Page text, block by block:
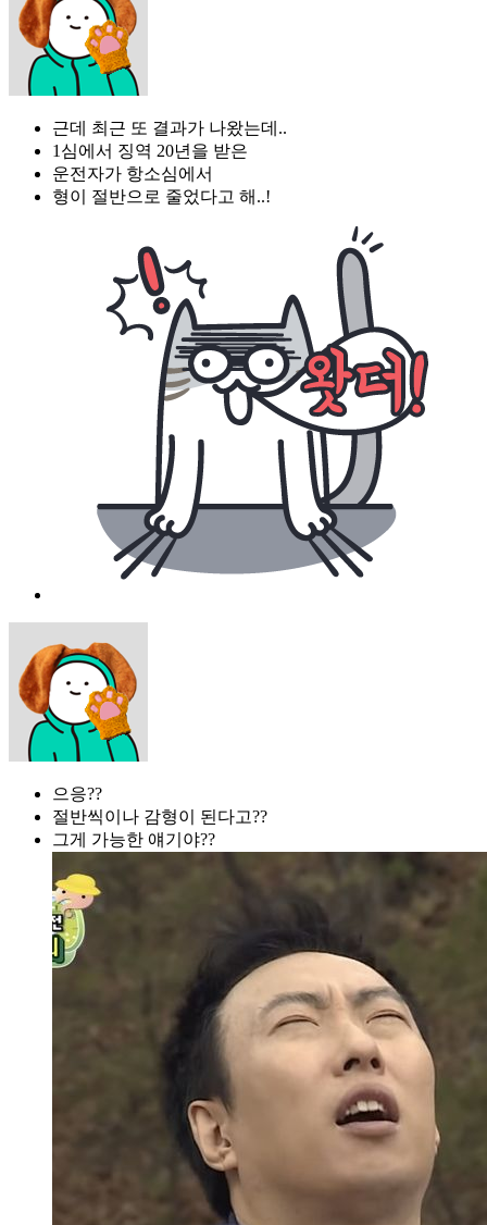
근데 최근 또 결과가 나왔는데..
1심에서 징역 20년을 받은
운전자가 항소심에서
형이 절반으로 줄었다고 해..!
으응??
절반씩이나 감형이 된다고??
그게 가능한 얘기야??